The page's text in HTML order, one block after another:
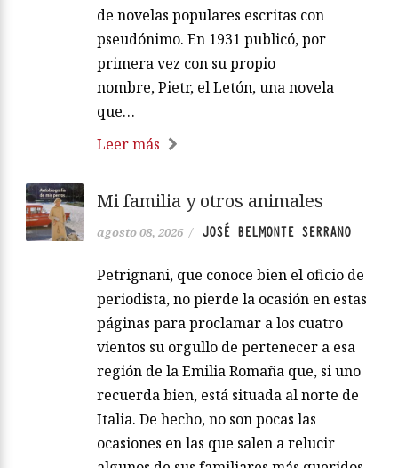
de novelas populares escritas con
pseudónimo. En 1931 publicó, por
primera vez con su propio
nombre, Pietr, el Letón, una novela
que…
Leer más
Mi familia y otros animales
agosto 08, 2026 / JOSÉ BELMONTE SERRANO
Petrignani, que conoce bien el oficio de
periodista, no pierde la ocasión en estas
páginas para proclamar a los cuatro
vientos su orgullo de pertenecer a esa
región de la Emilia Romaña que, si uno
recuerda bien, está situada al norte de
Italia. De hecho, no son pocas las
ocasiones en las que salen a relucir